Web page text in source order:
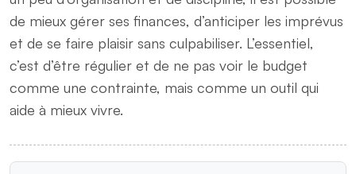
de mieux gérer ses finances, d’anticiper les imprévus
et de se faire plaisir sans culpabiliser. L’essentiel,
c’est d’être régulier et de ne pas voir le budget
comme une contrainte, mais comme un outil qui
aide à mieux vivre.